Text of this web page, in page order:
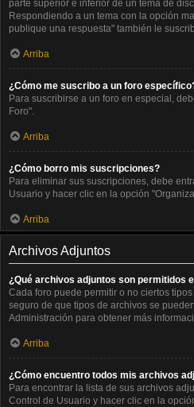
parte superior e inferior de un tema de
Respondiendo a un tema con la opción
publique una respuesta" también le
Arriba
¿Cómo me suscribo a un foro
Para suscribirse a un foro en especial,
Foro".
Arriba
¿Cómo borro mis suscripciones?
Para eliminar sus suscripciones, debe
Usuario y hacer clic en la opción
Arriba
Archivos Adjuntos
¿Qué archivos adjuntos son permitidos
Cada foro puede permitir o no ciertos
seguro de que tipos de archivos se
Administración para obtener más
Arriba
¿Cómo encuentro todos mis archivos
Para encontrar la lista de sus archivos
Control de Usuario y hacer clic en la